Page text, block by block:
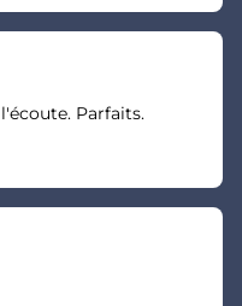
Parfaits.